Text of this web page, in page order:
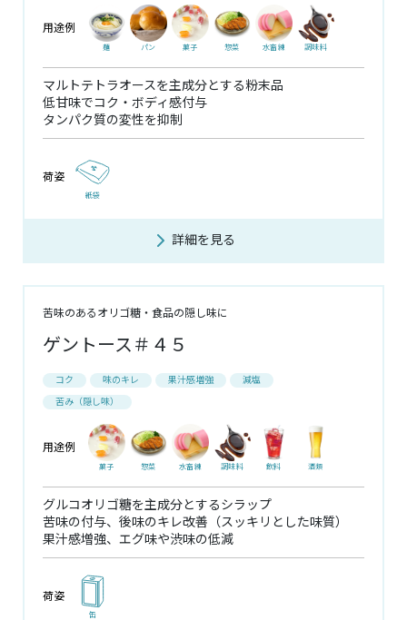
用途例
麺 パン 菓子 惣菜 水畜練 調味料
マルトテトラオースを主成分とする粉末品
低甘味でコク・ボディ感付与
タンパク質の変性を抑制
荷姿
紙袋
詳細を見る
苦味のあるオリゴ糖・食品の隠し味に
ゲントース＃４５
コク 味のキレ 果汁感増強 減塩
苦み（隠し味）
用途例
菓子 惣菜 水畜練 調味料 飲料 酒類
グルコオリゴ糖を主成分とするシラップ
苦味の付与、後味のキレ改善（スッキリとした味質）
果汁感増強、エグ味や渋味の低減
荷姿
缶